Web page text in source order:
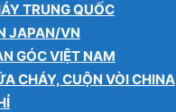
TRUNG QUỐC
JAPAN/VN
GÓC VIỆT NAM
CHÁY, CUỘN VÒI CHINA